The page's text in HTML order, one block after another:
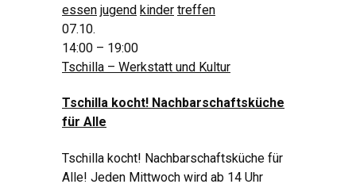
essen jugend kinder treffen
07.10.
14:00 – 19:00
Tschilla – Werkstatt und Kultur
Tschilla kocht! Nachbarschaftsküche
für Alle
Tschilla kocht! Nachbarschaftsküche für
Alle! Jeden Mittwoch wird ab 14 Uhr